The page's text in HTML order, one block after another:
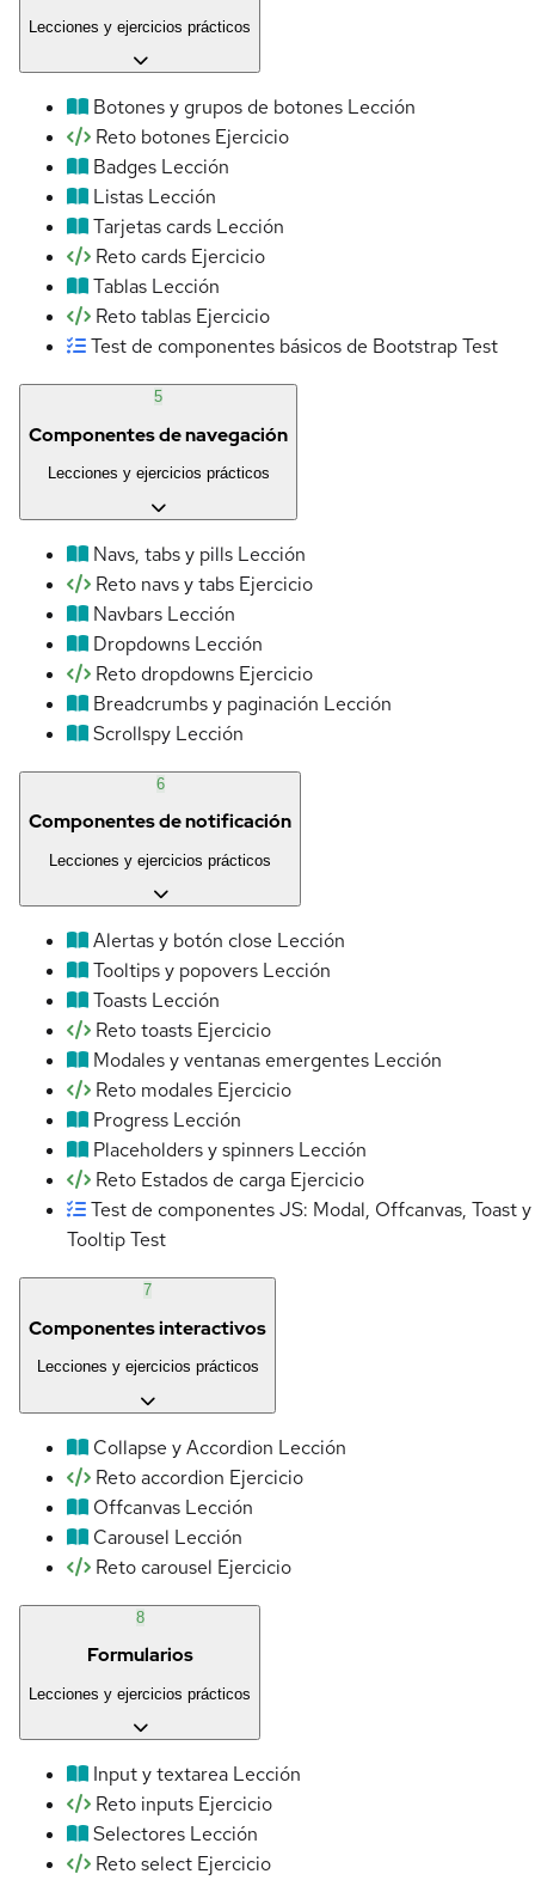
Lecciones y ejercicios prácticos
Botones y grupos de botones Lección
Reto botones Ejercicio
Badges Lección
Listas Lección
Tarjetas cards Lección
Reto cards Ejercicio
Tablas Lección
Reto tablas Ejercicio
Test de componentes básicos de BootstrapTest
5
Componentes de navegación
Lecciones y ejercicios prácticos
Navs, tabs y pills Lección
Reto navs y tabs Ejercicio
Navbars Lección
Dropdowns Lección
Reto dropdowns Ejercicio
Breadcrumbs y paginación Lección
Scrollspy Lección
6
Componentes de notificación
Lecciones y ejercicios prácticos
Alertas y botón close Lección
Tooltips y popovers Lección
Toasts Lección
Reto toasts Ejercicio
Modales y ventanas emergentes Lección
Reto modales Ejercicio
Progress Lección
Placeholders y spinners Lección
Reto Estados de carga Ejercicio
Test de componentes JS: Modal, Offcanvas, Toast y
TooltipTest
7
Componentes interactivos
Lecciones y ejercicios prácticos
Collapse y Accordion Lección
Reto accordion Ejercicio
Offcanvas Lección
Carousel Lección
Reto carousel Ejercicio
8
Formularios
Lecciones y ejercicios prácticos
Input y textarea Lección
Reto inputs Ejercicio
Selectores Lección
Reto select Ejercicio